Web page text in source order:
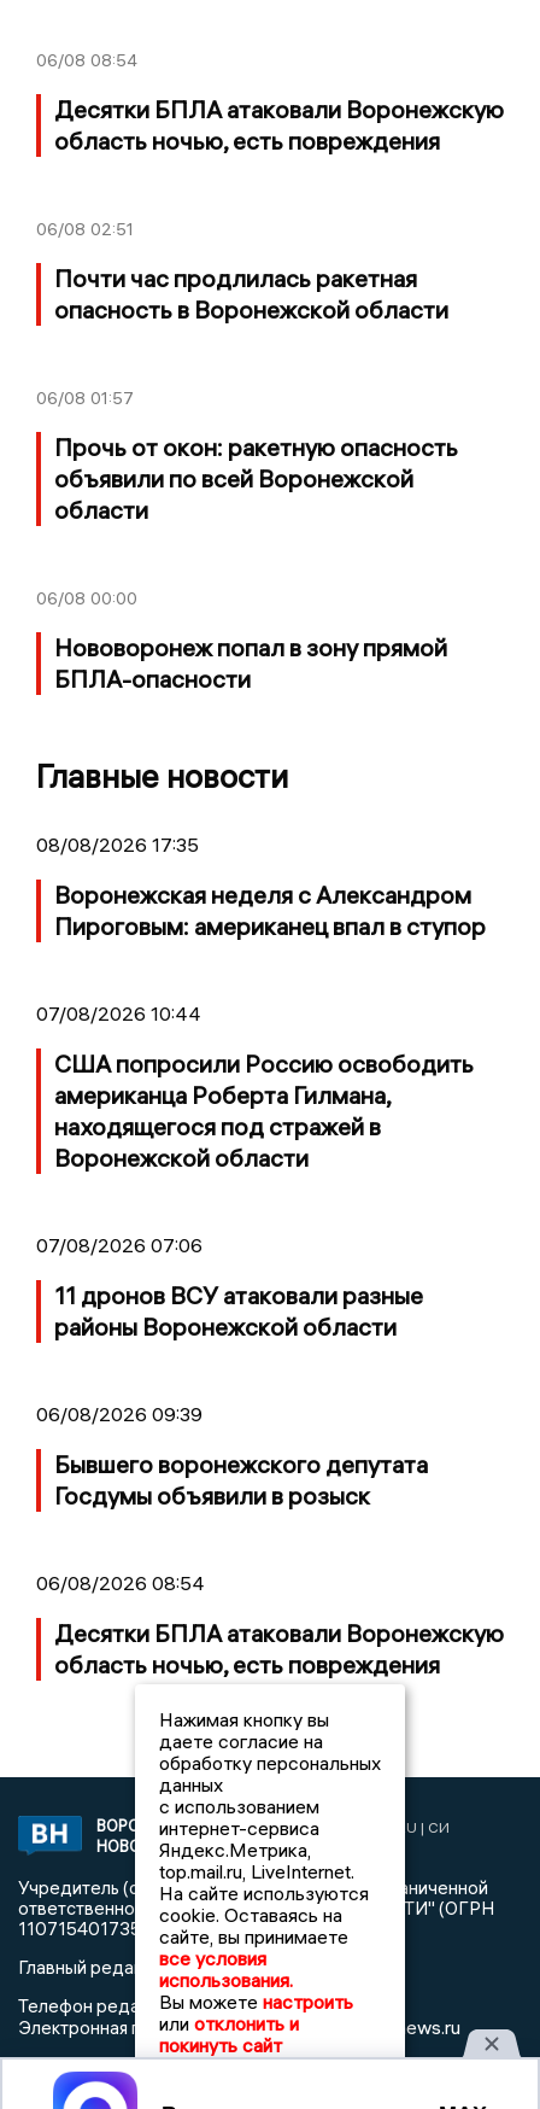
06/08 08:54
Десятки БПЛА атаковали Воронежскую
область ночью, есть повреждения
06/08 02:51
Почти час продлилась ракетная
опасность в Воронежской области
06/08 01:57
Прочь от окон: ракетную опасность
объявили по всей Воронежской
области
06/08 00:00
Нововоронеж попал в зону прямой
БПЛА-опасности
Главные новости
08/08/2026 17:35
Воронежская неделя с Александром
Пироговым: американец впал в ступор
07/08/2026 10:44
США попросили Россию освободить
американца Роберта Гилмана,
находящегося под стражей в
Воронежской области
07/08/2026 07:06
11 дронов ВСУ атаковали разные
районы Воронежской области
06/08/2026 09:39
Бывшего воронежского депутата
Госдумы объявили в розыск
06/08/2026 08:54
Десятки БПЛА атаковали Воронежскую
область ночью, есть повреждения
ВОРОНЕЖСКИЕ
НОВОСТИ
2019 © VORONEZHNEWS.RU | СИ
«Воронежские новости»
Учредитель (соучредители): Общество с ограниченной
ответственностью "РЕГИОНАЛЬНЫЕ НОВОСТИ" (ОГРН
1107154017354)
Главный редактор: Пирогов А.А.
Телефон редакции: +7 (473) 262 77 92
Электронная почта редакции:info@voronezhnews.ru
Регистрационный номер: серия Эл № ФС 77 - 75880 от 13
июня 2019г. согласно выписке из реестра
Нажимая кнопку вы
даете согласие на
обработку персональных
данных
с использованием
интернет-сервиса
Яндекс.Метрика,
top.mail.ru, LiveInternet.
На сайте используются
cookie. Оставаясь на
сайте, вы принимаете
все условия
использования.
Вы можете настроить
или отклонить и
покинуть сайт